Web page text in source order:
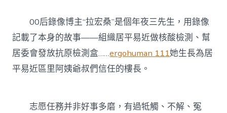
00后錄像博主“拉宏桑”是個年夜三先生，用錄像
記載了本身的故事——組織居平易近做核酸檢測、幫
居委會發放抗原檢測盒……ergohuman 111她生長為居
平易近區里阿姨爺叔們信任的樓長。
志愿任務并非好事多磨，有過牴觸、不解、冤